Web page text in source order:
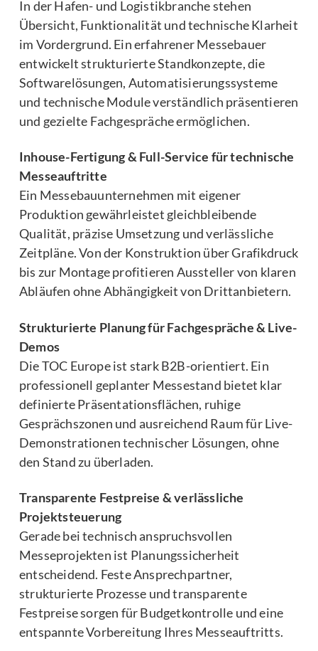
In der Hafen- und Logistikbranche stehen
Übersicht, Funktionalität und technische Klarheit
im Vordergrund. Ein erfahrener Messebauer
entwickelt strukturierte Standkonzepte, die
Softwarelösungen, Automatisierungssysteme
und technische Module verständlich präsentieren
und gezielte Fachgespräche ermöglichen.
Inhouse-Fertigung & Full-Service für technische
Messeauftritte
Ein Messebauunternehmen mit eigener
Produktion gewährleistet gleichbleibende
Qualität, präzise Umsetzung und verlässliche
Zeitpläne. Von der Konstruktion über Grafikdruck
bis zur Montage profitieren Aussteller von klaren
Abläufen ohne Abhängigkeit von Drittanbietern.
Strukturierte Planung für Fachgespräche & Live-
Demos
Die TOC Europe ist stark B2B-orientiert. Ein
professionell geplanter Messestand bietet klar
definierte Präsentationsflächen, ruhige
Gesprächszonen und ausreichend Raum für Live-
Demonstrationen technischer Lösungen, ohne
den Stand zu überladen.
Transparente Festpreise & verlässliche
Projektsteuerung
Gerade bei technisch anspruchsvollen
Messeprojekten ist Planungssicherheit
entscheidend. Feste Ansprechpartner,
strukturierte Prozesse und transparente
Festpreise sorgen für Budgetkontrolle und eine
entspannte Vorbereitung Ihres Messeauftritts.